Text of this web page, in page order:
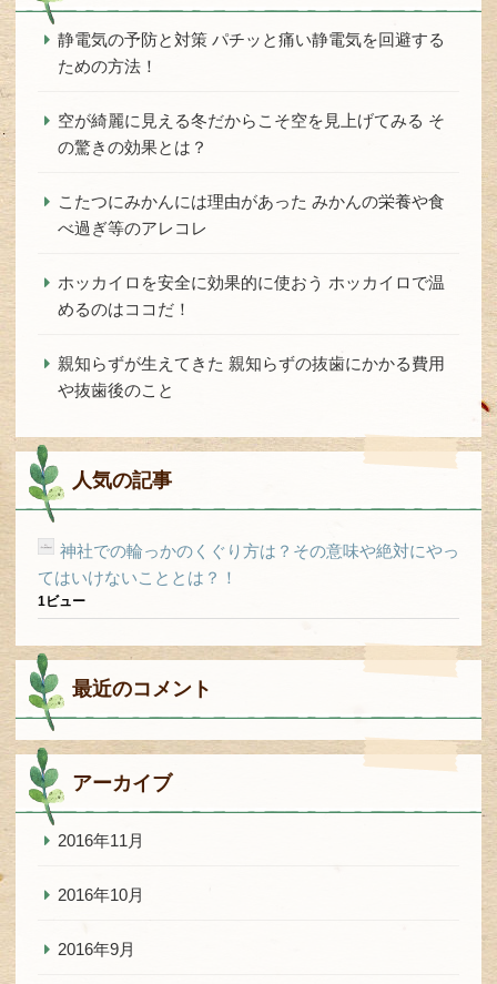
静電気の予防と対策 パチッと痛い静電気を回避する
ための方法！
空が綺麗に見える冬だからこそ空を見上げてみる そ
の驚きの効果とは？
こたつにみかんには理由があった みかんの栄養や食
べ過ぎ等のアレコレ
ホッカイロを安全に効果的に使おう ホッカイロで温
めるのはココだ！
親知らずが生えてきた 親知らずの抜歯にかかる費用
や抜歯後のこと
人気の記事
神社での輪っかのくぐり方は？その意味や絶対にやっ
てはいけないこととは？！
1ビュー
最近のコメント
アーカイブ
2016年11月
2016年10月
2016年9月